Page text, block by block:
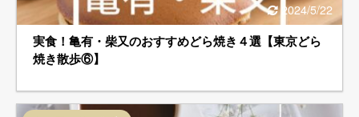
2024/5/22
実食！亀有・柴又のおすすめどら焼き４選【東京どら
焼き散歩⑥】